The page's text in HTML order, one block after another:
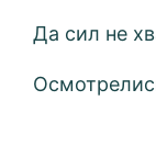
Да сил не